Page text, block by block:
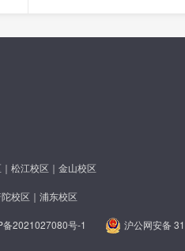
松江校区｜金山校区
校区｜浦东校区
备2021027080号-1 沪公网安备